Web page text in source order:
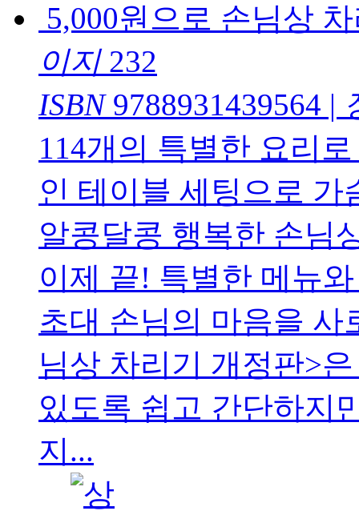
5,000원으로 손님상
이지232
ISBN9788931439564 |
114개의 특별한 요리
인 테이블 세팅으로
알콩달콩 행복한 손님
이제 끝! 특별한 메뉴
초대 손님의 마음을 사
님상 차리기 개정판>
있도록 쉽고 간단하지
지...